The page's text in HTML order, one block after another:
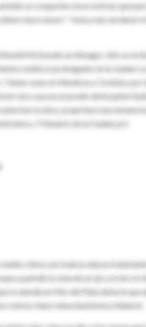
se comparten otras noticias que
hace meses"; "estoy mal, me llamó
Ronald McDonald, en Almagro. Allí, se
médicos prolongados en la ciudad.
Tienen casas en Mendoza y Córdoba, por
otra casa en un predio del hospital
la obra, ya que hace una
y Tributario de la Ciudad, pro
medio y lleva casi toda la vida en
ya perdió la vista de un ojo y el otro lo
lo atendía en Mar del Plata detectó que
noticia: tiene retina blastómica bilateral.